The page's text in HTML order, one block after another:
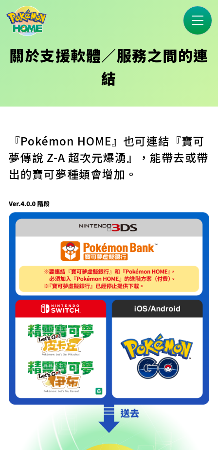
關於支援軟體／服務之間的連
結
『Pokémon HOME』也可連結『寶可
夢傳說 Z-A 超次元爆湧』，能帶去或帶
出的寶可夢種類會增加。